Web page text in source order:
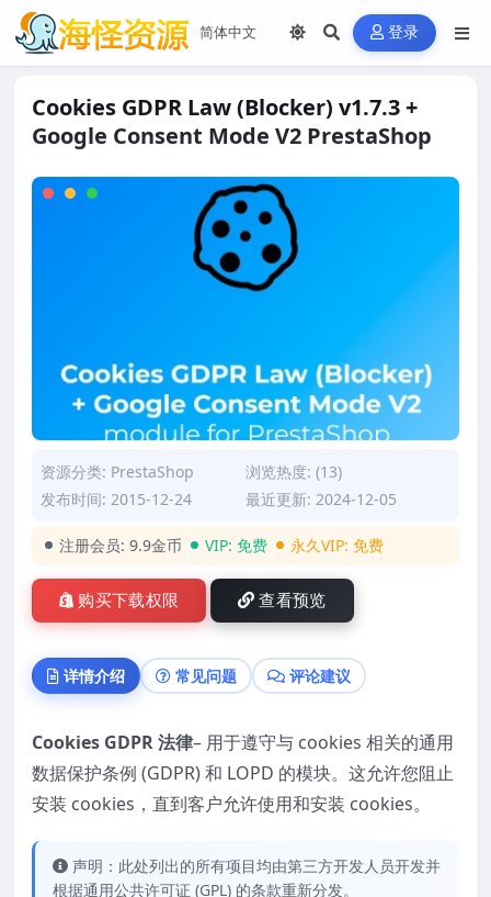
登录
Cookies GDPR Law (Blocker) v1.7.3 +
Google Consent Mode V2 PrestaShop
资源分类: PrestaShop
浏览热度: (13)
发布时间: 2015-12-24
最近更新: 2024-12-05
注册会员: 9.9金币 VIP: 免费 永久VIP: 免费
购买下载权限 查看预览
详情介绍 常见问题 评论建议
Cookies GDPR 法律– 用于遵守与 cookies 相关的通用
数据保护条例 (GDPR) 和 LOPD 的模块。这允许您阻止
安装 cookies，直到客户允许使用和安装 cookies。
声明：此处列出的所有项目均由第三方开发人员开发并
根据通用公共许可证 (GPL) 的条款重新分发。